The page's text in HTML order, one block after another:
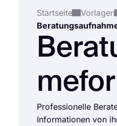
Startseite Vorlagen
Professionelle
Informationen von